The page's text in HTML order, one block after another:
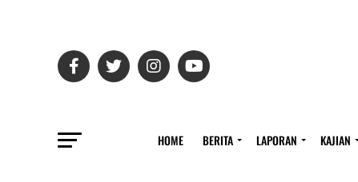
HOME BERITA LAPORAN KAJIAN